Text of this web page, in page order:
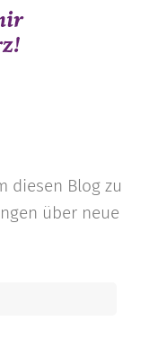
diesen Blog zu
über neue